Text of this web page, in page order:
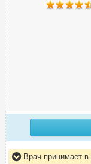
Врач принимает